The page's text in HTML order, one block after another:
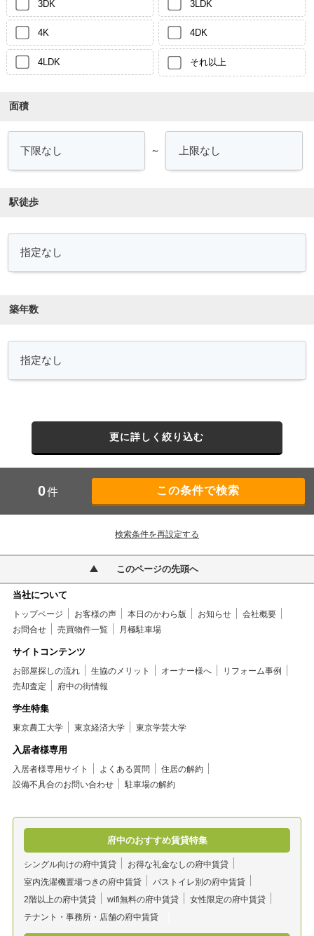
3DK 3LDK
4K 4DK
4LDK それ以上
面積
～
駅徒歩
築年数
更に詳しく絞り込む
0件
検索条件を再設定する
このページの先頭へ
当社について
トップページ お客様の声 本日のかわら版 お知らせ
会社概要
お問合せ
売買物件一覧 月極駐車場
サイトコンテンツ
お部屋探しの流れ 生協のメリット オーナー様へ
リフォーム事例
売却査定
府中の街情報
学生特集
東京農工大学 東京経済大学 東京学芸大学
入居者様専用
入居者様専用サイト よくある質問
住居の解約
設備不具合のお問い合わせ
駐車場の解約
府中のおすすめ賃貸特集
シングル向けの府中賃貸
お得な礼金なしの府中賃貸
室内洗濯機置場つきの府中賃貸
バストイレ別の府中賃貸
2階以上の府中賃貸
wifi無料の府中賃貸
女性限定の府中賃貸
テナント・事務所・店舗の府中賃貸